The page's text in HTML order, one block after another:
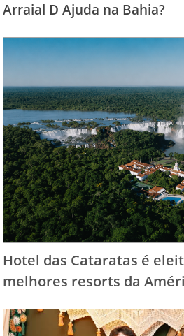
Arraial D Ajuda na Bahia?
Hotel das Cataratas é
melhores resorts da